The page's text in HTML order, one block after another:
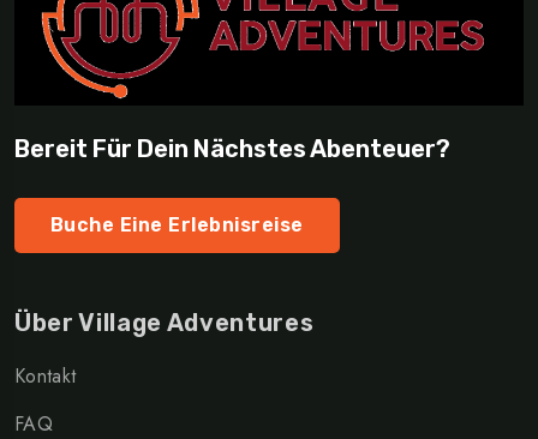
Bereit Für Dein Nächstes Abenteuer?
Buche Eine Erlebnisreise
Über Village Adventures
Kontakt
FAQ